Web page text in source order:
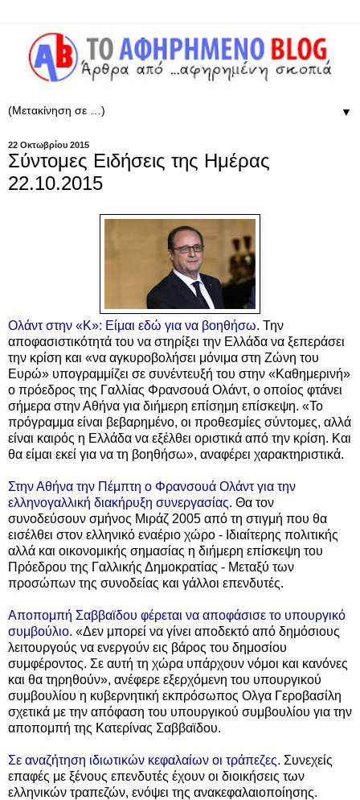
▼
22 Οκτωβρίου 2015
Σύντομες Ειδήσεις της Ημέρας
22.10.2015
Ολάντ στην «Κ»: Είμαι εδώ για να βοηθήσω. Την
αποφασιστικότητά του να στηρίξει την Ελλάδα να ξεπεράσει
την κρίση και «να αγκυροβολήσει μόνιμα στη Ζώνη του
Ευρώ» υπογραμμίζει σε συνέντευξή του στην «Καθημερινή»
ο πρόεδρος της Γαλλίας Φρανσουά Ολάντ, ο οποίος φτάνει
σήμερα στην Αθήνα για διήμερη επίσημη επίσκεψη. «Το
πρόγραμμα είναι βεβαρημένο, οι προθεσμίες σύντομες, αλλά
είναι καιρός η Ελλάδα να εξέλθει οριστικά από την κρίση. Και
θα είμαι εκεί για να τη βοηθήσω», αναφέρει χαρακτηριστικά.
Στην Αθήνα την Πέμπτη ο Φρανσουά Ολάντ για την
ελληνογαλλική διακήρυξη συνεργασίας. Θα τον
συνοδεύσουν σμήνος Μιράζ 2005 από τη στιγμή που θα
εισέλθει στον ελληνικό εναέριο χώρο - Ιδιαίτερης πολιτικής
αλλά και οικονομικής σημασίας η διήμερη επίσκεψη του
Πρόεδρου της Γαλλικής Δημοκρατίας - Μεταξύ των
προσώπων της συνοδείας και γάλλοι επενδυτές.
Αποπομπή Σαββαϊδου φέρεται να αποφάσισε το υπουργικό
συμβούλιο. «Δεν μπορεί να γίνει αποδεκτό από δημόσιους
λειτουργούς να ενεργούν εις βάρος του δημοσίου
συμφέροντος. Σε αυτή τη χώρα υπάρχουν νόμοι και κανόνες
και θα τηρηθούν», ανέφερε εξερχόμενη του υπουργικού
συμβουλίου η κυβερνητική εκπρόσωπος Ολγα Γεροβασίλη
σχετικά με την απόφαση του υπουργικού συμβουλίου για την
αποπομπή της Κατερίνας Σαββαϊδου.
Σε αναζήτηση ιδιωτικών κεφαλαίων οι τράπεζες. Συνεχείς
επαφές με ξένους επενδυτές έχουν οι διοικήσεις των
ελληνικών τραπεζών, ενόψει της ανακεφαλαιοποίησης.